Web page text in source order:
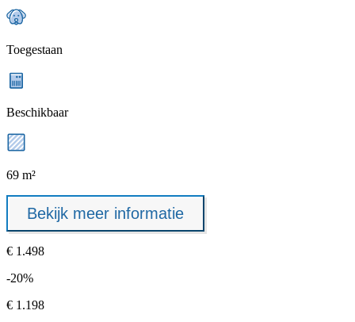
Toegestaan
Beschikbaar
69 m²
Bekijk meer informatie
€ 1.498
-20%
€ 1.198